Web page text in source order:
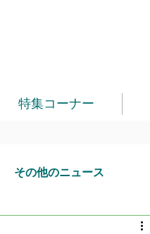
特集コーナー
その他のニュース